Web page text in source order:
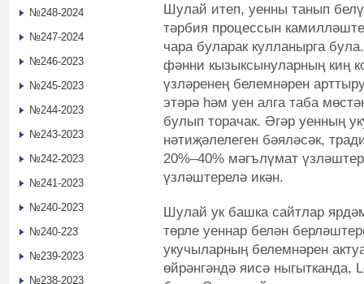
Шулай итеп, уенны танып
тәрбия процессын
чара буларак кулланырга
фәнни кызыксынуларның киң
үзләренең белемнәрен
этәрә һәм уен алга таба
булып торачак. Әгәр уенның
нәтиҗәлелеген бәяләсәк,
20%–40% мәгълүмат
үзләштерелә икән.
Шулай ук башка сайтлар
төрле уеннар белән
укучыларның белемнәрен
өйрәнгәндә яисә ныгытканда,
№248-2024
№247-2024
№246-2023
№245-2023
№244-2023
№243-2023
№242-2023
№241-2023
№240-2023
№240-223
№239-2023
№238-2023